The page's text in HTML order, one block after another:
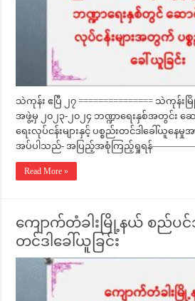
သဲကုန်း ဧပြီ ၂၇ =============== သဲကု
အဖွဲ့မှ ၂၀၂၃-၂၀၂၄ ဘဏ္ဍာရေးနှစ်အတွင်း
ရေးလုပ်ငန်းများနှင့် ပစ္စည်းတင်ဒါခေါ်ယူနေ
အပ်ပါသည်- အပြည့်အစုံကြည့်ရှုရန်
Read More »
ကျောက်တံခါးမြို့နယ် စည်ပ
တင်ဒါခေါ်ယူခြင်း